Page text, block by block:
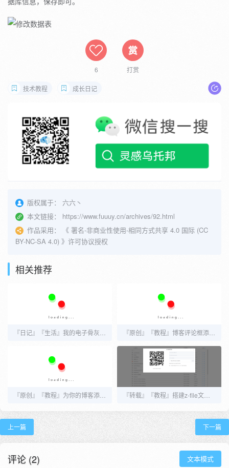
6 打赏
技术教程 成长日记
版权属于：
六六丶
本文链接：
https://www.fuuuy.cn/archives/92.html
作品采用：
《 署名-非商业性使用-相同方式共享 4.0 国际 (CC
BY-NC-SA 4.0) 》许可协议授权
相关推荐
上一篇 下一篇
评论 (2) 文本模式